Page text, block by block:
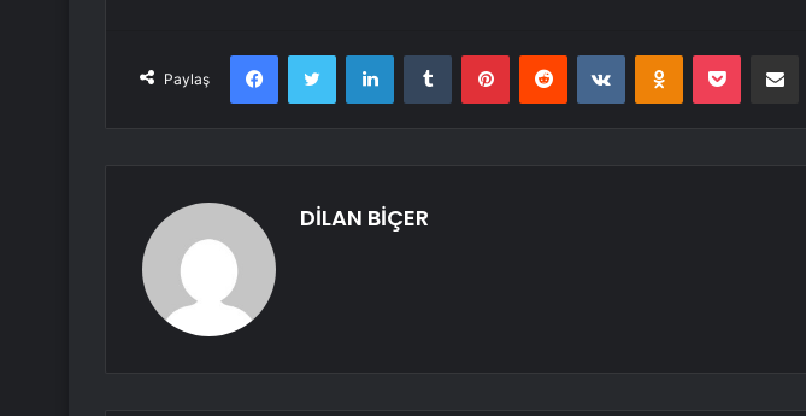
Paylaş
FacebookTwitter LinkedInTumblr PinterestReddit VKontakteOdnoklassniki
Pocket
DİLAN BİÇER